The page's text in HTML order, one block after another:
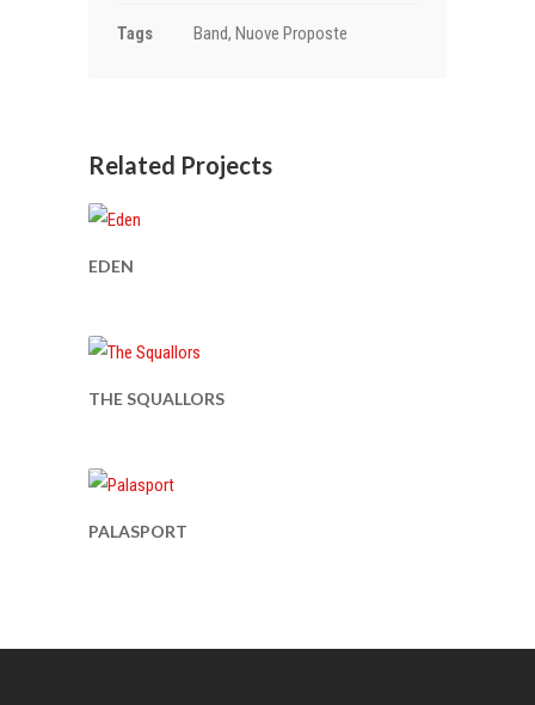
Tags Band, Nuove Proposte
Related Projects
EDEN
THE SQUALLORS
PALASPORT